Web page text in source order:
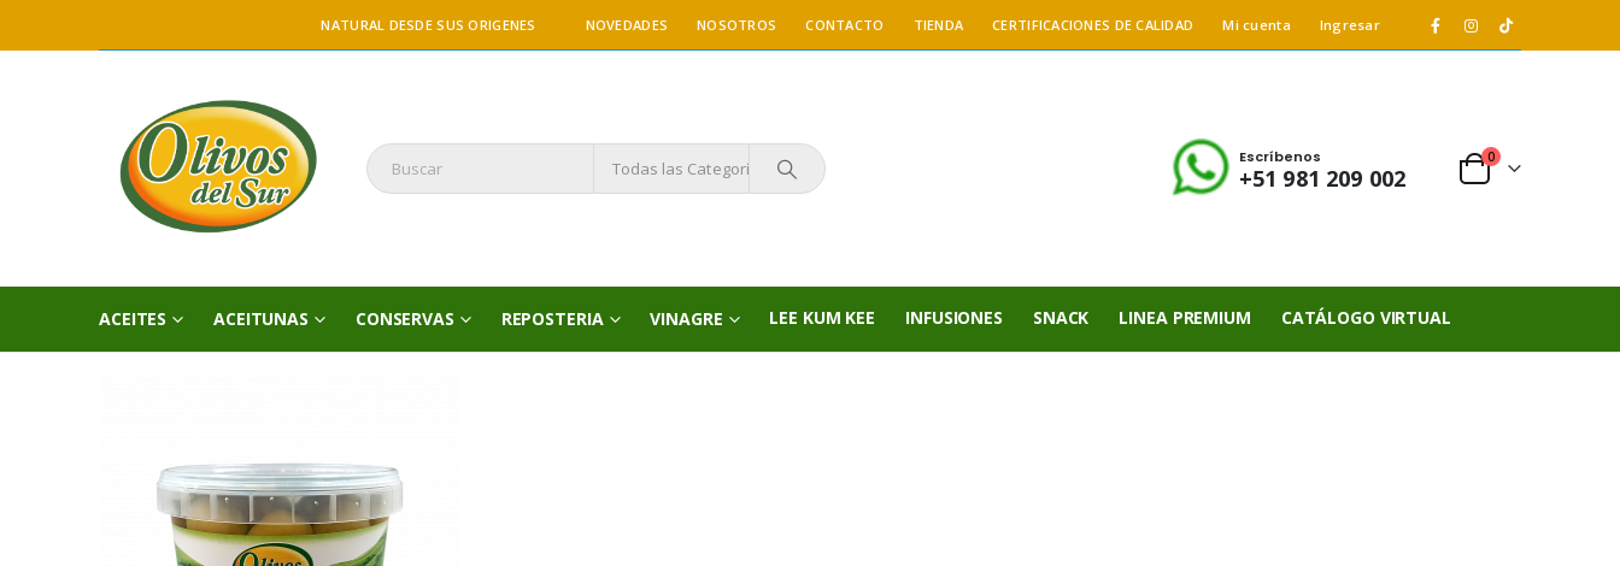
NATURAL DESDE SUS ORIGENES NOVEDADES NOSOTROS CONTACTO TIENDA CERTIFICACIONES DE CALIDAD Mi cuenta Ingresar
Todas las Categorías
Escríbenos
+51 981 209 002
0
ACEITES ACEITUNAS CONSERVAS REPOSTERIA VINAGRE LEE KUM KEE INFUSIONES SNACK LINEA PREMIUM CATÁLOGO VIRTUAL